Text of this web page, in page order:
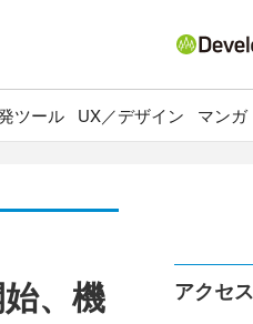
ツール UX／デザイン マンガ
、機
アクセ